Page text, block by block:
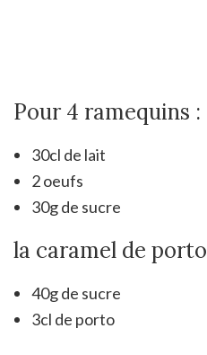
Pour 4 ramequins :
30cl de lait
2 oeufs
30g de sucre
la caramel de porto
40g de sucre
3cl de porto